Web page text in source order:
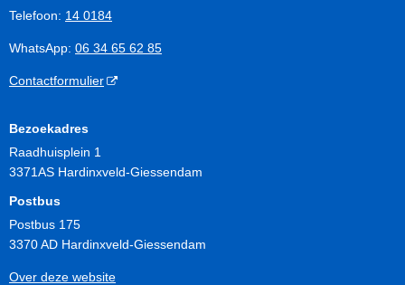
Telefoon: 14 0184
WhatsApp: 06 34 65 62 85
Contactformulier
Bezoekadres
Raadhuisplein 1
3371AS Hardinxveld-Giessendam
Postbus
Postbus 175
3370 AD Hardinxveld-Giessendam
Over deze website